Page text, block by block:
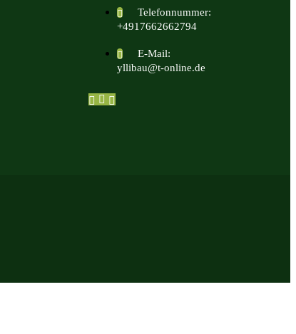
Telefonnummer:
+4917662662794
E-Mail:
yllibau@t-online.de